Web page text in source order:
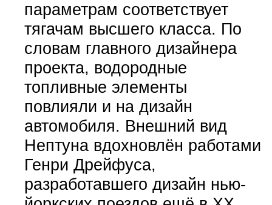
параметрам соответствует
тягачам высшего класса. По
словам главного дизайнера
проекта, водородные
топливные элементы
повлияли и на дизайн
автомобиля. Внешний вид
Нептуна вдохновлён работами
Генри Дрейфуса,
разработавшего дизайн нью-